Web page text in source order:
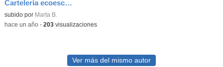
Cartelería ecoescuela
Contenido educativo.
subido por Marta B.
-hace un año- 203visualizaciones
Ver más del mismo autor